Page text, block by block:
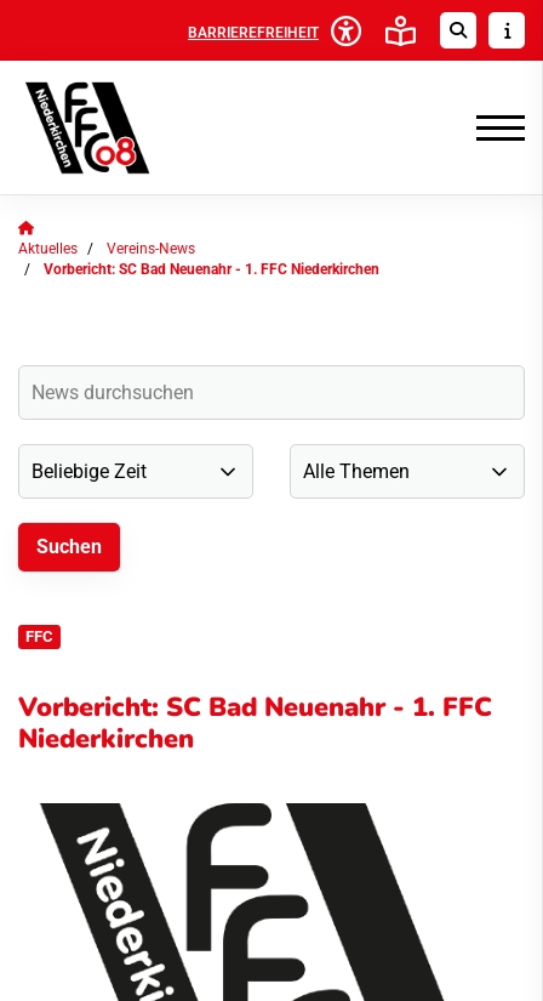
BARRIEREFREIHEIT
Aktuelles
Vereins-News
Vorbericht: SC Bad Neuenahr - 1. FFC Niederkirchen
FFC
Vorbericht: SC Bad Neuenahr - 1. FFC
Niederkirchen